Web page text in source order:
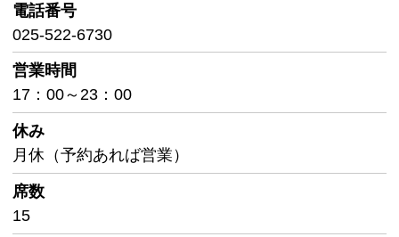
電話番号
025-522-6730
営業時間
17：00～23：00
休み
月休（予約あれば営業）
席数
15